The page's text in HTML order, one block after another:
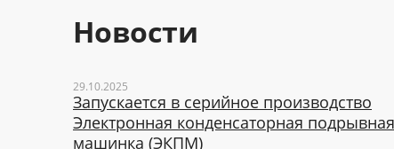
Новости
29.10.2025
Запускается в серийное производство
Электронная конденсаторная подрывная
машинка (ЭКПМ)